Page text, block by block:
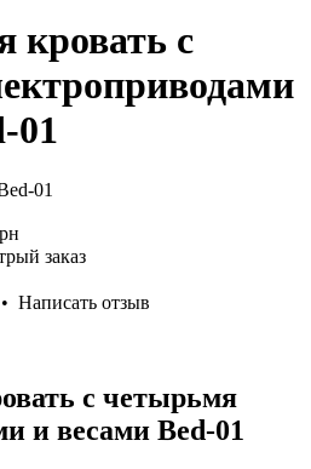
кровать с
01
01
заказ
• Написать отзыв
с четырьмя
и весами Bed-01